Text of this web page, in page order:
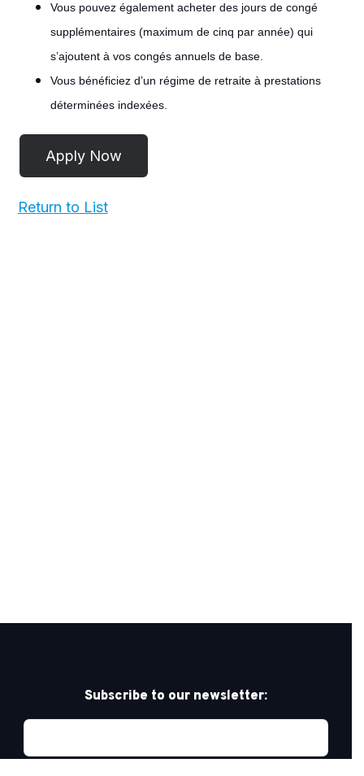
Vous pouvez également acheter des jours de congé
supplémentaires (maximum de cinq par année) qui
s’ajoutent à vos congés annuels de base.
Vous bénéficiez d’un régime de retraite à prestations
déterminées indexées.
Return to List
Subscribe to our newsletter: